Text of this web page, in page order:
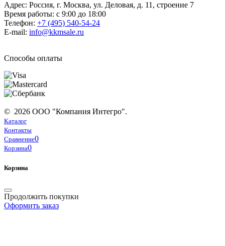
Адрес: Россия, г. Москва, ул. Деловая, д. 11, строение 7
Время работы: с 9:00 до 18:00
Телефон: +7 (495) 540-54-24
E-mail: info@kkmsale.ru
Способы оплаты
© 2026 ООО "Компания Интегро".
Каталог
Контакты
Сравнение0
Корзина0
Корзина
Продолжить покупки
Оформить заказ